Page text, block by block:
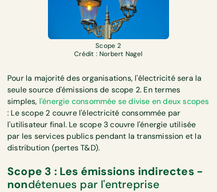
Scope 2
Crédit : Norbert Nagel
Pour la majorité des organisations, l'électricité sera la
seule source d'émissions de scope 2. En termes
simples, l'énergie consommée se divise en deux scopes
: Le scope 2 couvre l'électricité consommée par
l'utilisateur final. Le scope 3 couvre l'énergie utilisée
par les services publics pendant la transmission et la
distribution (pertes T&D).
Scope 3 : Les émissions indirectes -
nondétenues par l'entreprise